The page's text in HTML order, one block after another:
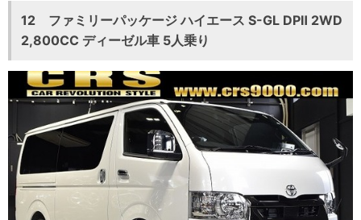
12 ファミリーパッケージ ハイエース S-GL DPⅡ 2WD
2,800CC ディーゼル車 5人乗り